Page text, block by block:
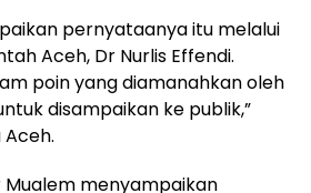
pernyataanya itu melalui
Aceh, Dr Nurlis Effendi.
poin yang diamanahkan oleh
disampaikan ke publik,”
Aceh.
menyampaikan